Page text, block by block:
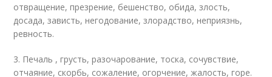
отвращение, презрение, бешенство, обида, злость,
досада, зависть, негодование, злорадство, неприязнь,
ревность.
3. Печаль , грусть, разочарование, тоска, сочувствие,
отчаяние, скорбь, сожаление, огорчение, жалость, горе.